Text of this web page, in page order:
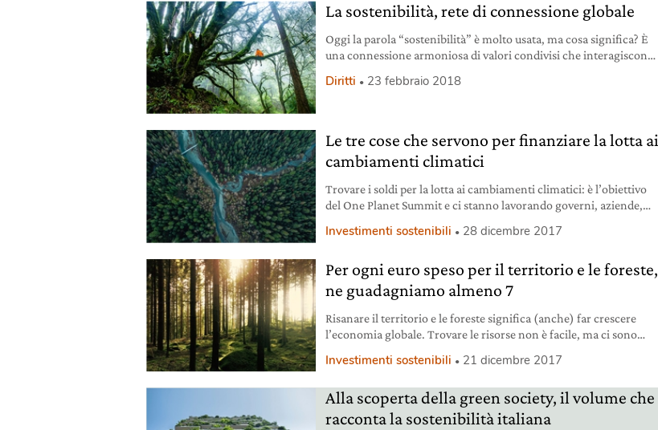
La sostenibilità, rete di connessione globale
Oggi la parola “sostenibilità” è molto usata, ma cosa significa? È
una connessione armoniosa di valori condivisi che interagiscono
Diritti 23 febbraio 2018
Le tre cose che servono per finanziare la lotta ai
cambiamenti climatici
Trovare i soldi per la lotta ai cambiamenti climatici: è l’obiettivo
del One Planet Summit e ci stanno lavorando governi, aziende,
mettere sulla scacchiera.
Investimenti sostenibili 28 dicembre 2017
Per ogni euro speso per il territorio e le foreste,
ne guadagniamo almeno 7
Risanare il territorio e le foreste significa (anche) far crescere
l’economia globale. Trovare le risorse non è facile, ma ci sono
Investimenti sostenibili 21 dicembre 2017
Alla scoperta della green society, il volume che
racconta la sostenibilità italiana